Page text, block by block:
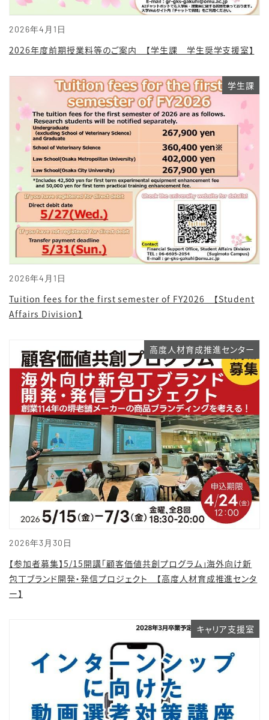
2026年4月1日
2026年度前期授業料等のご案内 【学生課 学生奨学支援室】
2026年4月1日
学生課
Tuition fees for the first semester of FY2026 【Student
Affairs Division】
2026年3月30日
高度人材育成推進センター
【参加者募集】5/15開講「顧客価値共創プログラム」海外向け新
包丁ブランド開発・発信プロジェクト 【高度人材育成推進センタ
ー】
キャリア支援室